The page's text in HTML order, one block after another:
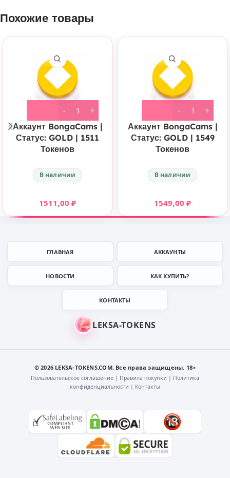
Похожие товары
Аккаунт BongaCams |
Статус: GOLD | 1511
Токенов
В наличии
1511,00 ₽
Аккаунт BongaCams |
Статус: GOLD | 1549
Токенов
В наличии
1549,00 ₽
ГЛАВНАЯ АККАУНТЫ
НОВОСТИ КАК КУПИТЬ?
КОНТАКТЫ
© 2026 LEKSA-TOKENS.COM. Все права защищены. 18+
Пользовательское соглашение | Правила покупки | Политика
конфиденциальности | Контакты